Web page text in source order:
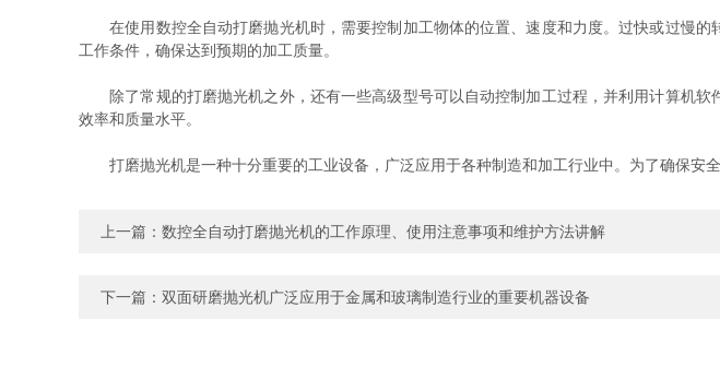
在使用数控全自动打磨抛光机时，需要控制加工物体的位置、速度和力度。过快或过慢的
工作条件，确保达到预期的加工质量。
除了常规的打磨抛光机之外，还有一些高级型号可以自动控制加工过程，并利用计算机软
效率和质量水平。
打磨抛光机是一种十分重要的工业设备，广泛应用于各种制造和加工行业中。为了确保安
上一篇： 数控全自动打磨抛光机的工作原理、使用注意事项和维护方法讲解
下一篇： 双面研磨抛光机广泛应用于金属和玻璃制造行业的重要机器设备